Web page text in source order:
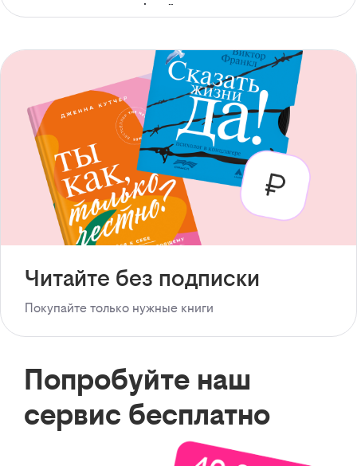
с доступом офлайн
Читайте без подписки
Покупайте только нужные книги
Попробуйте наш
сервис бесплатно